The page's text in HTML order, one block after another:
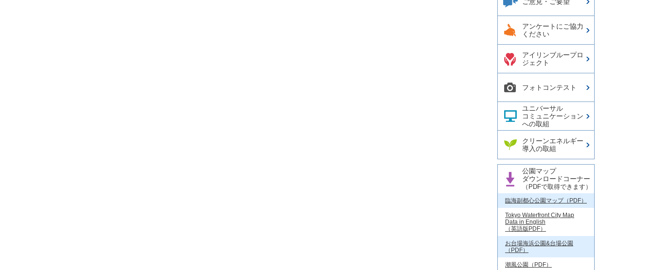
ご意見・ご要望
アンケートにご協力
ください
アイリンブループロ
ジェクト
フォトコンテスト
ユニバーサル
コミュニケーション
への取組
クリーンエネルギー
導入の取組
公園マップ
ダウンロードコーナー
（PDFで取得できます）
臨海副都心公園マップ（PDF）
Tokyo Waterfront City Map
Data in English
（英語版PDF）
お台場海浜公園&台場公園
（PDF）
潮風公園（PDF）